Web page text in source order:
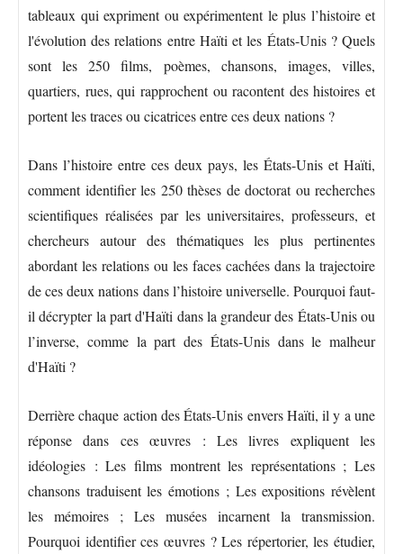
tableaux qui expriment ou expérimentent le plus l’histoire et
l'évolution des relations entre Haïti et les États-Unis ? Quels
sont les 250 films, poèmes, chansons, images, villes,
quartiers, rues, qui rapprochent ou racontent des histoires et
portent les traces ou cicatrices entre ces deux nations ?
Dans l’histoire entre ces deux pays, les États-Unis et Haïti,
comment identifier les 250 thèses de doctorat ou recherches
scientifiques réalisées par les universitaires, professeurs, et
chercheurs autour des thématiques les plus pertinentes
abordant les relations ou les faces cachées dans la trajectoire
de ces deux nations dans l’histoire universelle. Pourquoi faut-
il décrypter la part d'Haïti dans la grandeur des États-Unis ou
l’inverse, comme la part des États-Unis dans le malheur
d'Haïti ?
Derrière chaque action des États-Unis envers Haïti, il y a une
réponse dans ces œuvres : Les livres expliquent les
idéologies : Les films montrent les représentations ; Les
chansons traduisent les émotions ; Les expositions révèlent
les mémoires ; Les musées incarnent la transmission.
Pourquoi identifier ces œuvres ? Les répertorier, les étudier,